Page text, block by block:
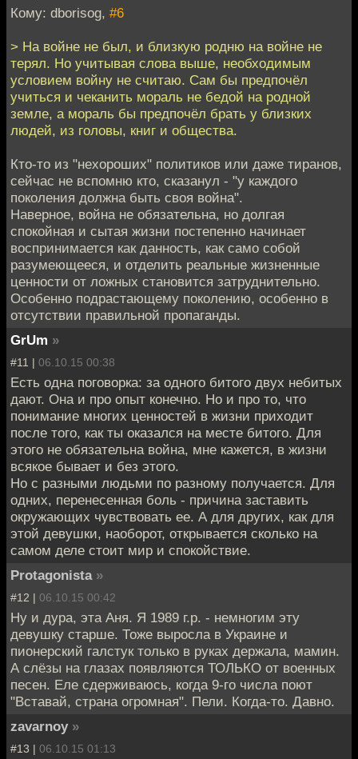
Кому: dborisog, #6
> На войне не был, и близкую родню на войне не
терял. Но учитывая слова выше, необходимым
условием войну не считаю. Сам бы предпочёл
учиться и чеканить мораль не бедой на родной
земле, а мораль бы предпочёл брать у близких
людей, из головы, книг и общества.
Кто-то из "нехороших" политиков или даже тиранов,
сейчас не вспомню кто, сказанул - "у каждого
поколения должна быть своя война".
Наверное, война не обязательна, но долгая
спокойная и сытая жизни постепенно начинает
воспринимается как данность, как само собой
разумеющееся, и отделить реальные жизненные
ценности от ложных становится затруднительно.
Особенно подрастающему поколению, особенно в
отсутствии правильной пропаганды.
GrUm »
#11 | 06.10.15 00:38
Есть одна поговорка: за одного битого двух небитых
дают. Она и про опыт конечно. Но и про то, что
понимание многих ценностей в жизни приходит
после того, как ты оказался на месте битого. Для
этого не обязательна война, мне кажется, в жизни
всякое бывает и без этого.
Но с разными людьми по разному получается. Для
одних, перенесенная боль - причина заставить
окружающих чувствовать ее. А для других, как для
этой девушки, наоборот, открывается сколько на
самом деле стоит мир и спокойствие.
Protagonista »
#12 | 06.10.15 00:42
Ну и дура, эта Аня. Я 1989 г.р. - немногим эту
девушку старше. Тоже выросла в Украине и
пионерский галстук только в руках держала, мамин.
А слёзы на глазах появляются ТОЛЬКО от военных
песен. Еле сдерживаюсь, когда 9-го числа поют
"Вставай, страна огромная". Пели. Когда-то. Давно.
zavarnoy »
#13 | 06.10.15 01:13